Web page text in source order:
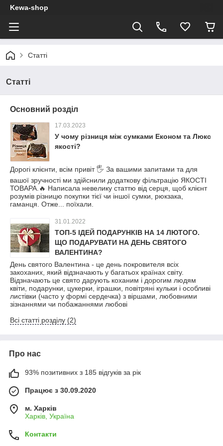
Kewa-shop
Статті
Статті
Основний розділ
17.03.2023
У чому різниця між сумками Економ та Люкс
якості?
Дорогі клієнти, всім привіт 🖐 За вашими запитами та для
вашої зручності ми здійснили додаткову фільтрацію ЯКОСТІ
ТОВАРА.🔥 Написала невелику статтю від серця, щоб клієнт
розумів різницю покупки тієї чи іншої сумки, рюкзака,
гаманця. Отже... поїхали.
31.01.2022
ТОП-5 ІДЕЙ ПОДАРУНКІВ НА 14 ЛЮТОГО.
ЩО ПОДАРУВАТИ НА ДЕНЬ СВЯТОГО
ВАЛЕНТИНА?
День святого Валентина - це день покровителя всіх
закоханих, який відзначають у багатьох країнах світу.
Відзначають це свято дарують коханим і дорогим людям
квіти, подарунки, цукерки, іграшки, повітряні кульки і особливі
листівки (часто у формі сердечка) з віршами, любовними
зізнаннями чи побажаннями любові
Всі статті розділу (2)
Про нас
93% позитивних з 185 відгуків за рік
Працює з 30.09.2020
м. Харків
Харків, Україна
Контакти